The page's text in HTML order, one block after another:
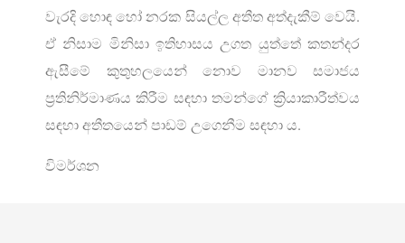
වැරදි හොඳ හෝ නරක සියල්ල අතීත අත්දැකීම් වෙයි.
ඒ නිසාම මිනිසා ඉතිහාසය උගත යුත්තේ කතන්දර
ඇසීමේ කුතුහලයෙන් නොව මානව සමාජය
ප්‍රතිනිර්මාණය කිරීම සඳහා තමන්ගේ ක්‍රියාකාරීත්වය
සඳහා අතීතයෙන් පාඩම් උගෙනීම සඳහා ය.
විමර්ශන